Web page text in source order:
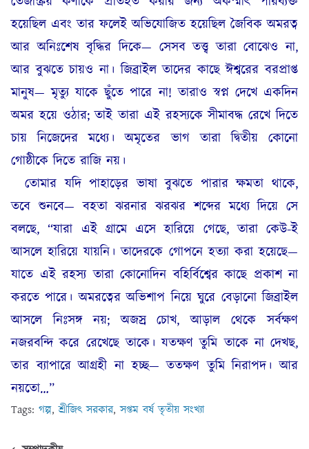
হয়েছিল এবং তার ফলেই অভিযোজিত হয়েছিল জৈবিক অমরত্ব
আর অনিঃশেষ বৃদ্ধির দিকে— সেসব তত্ত্ব তারা বোঝেও না,
আর বুঝতে চায়ও না। জিব্রাইল তাদের কাছে ঈশ্বরের বরপ্রাপ্ত
মানুষ— মৃত্যু যাকে ছুঁতে পারে না! তারাও স্বপ্ন দেখে একদিন
অমর হয়ে ওঠার; তাই তারা এই রহস্যকে সীমাবদ্ধ রেখে দিতে
চায় নিজেদের মধ্যে। অমৃতের ভাগ তারা দ্বিতীয় কোনো
গোষ্ঠীকে দিতে রাজি নয়।
তোমার যদি পাহাড়ের ভাষা বুঝতে পারার ক্ষমতা থাকে,
তবে শুনবে— বহতা ঝরনার ঝরঝর শব্দের মধ্যে দিয়ে সে
বলছে, “যারা এই গ্রামে এসে হারিয়ে গেছে, তারা কেউ-ই
আসলে হারিয়ে যায়নি। তাদেরকে গোপনে হত্যা করা হয়েছে—
যাতে এই রহস্য তারা কোনোদিন বহির্বিশ্বের কাছে প্রকাশ না
করতে পারে। অমরত্বের অভিশাপ নিয়ে ঘুরে বেড়ানো জিব্রাইল
আসলে নিঃসঙ্গ নয়; অজস্র চোখ, আড়াল থেকে সর্বক্ষণ
নজরবন্দি করে রেখেছে তাকে। যতক্ষণ তুমি তাকে না দেখছ,
তার ব্যাপারে আগ্রহী না হচ্ছ— ততক্ষণ তুমি নিরাপদ। আর
নয়তো…”
Tags: গল্প,শ্রীজিৎ সরকার,সপ্তম বর্ষ তৃতীয় সংখ্যা